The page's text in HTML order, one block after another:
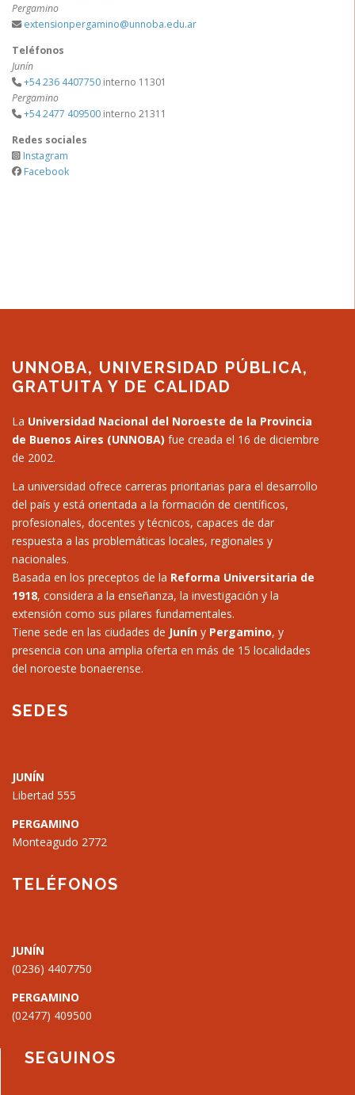
Pergamino
extensionpergamino@unnoba.edu.ar
Teléfonos
Junín
+54 236 4407750 interno 11301
Pergamino
+54 2477 409500 interno 21311
Redes sociales
Instagram
Facebook
UNNOBA, UNIVERSIDAD PÚBLICA,
GRATUITA Y DE CALIDAD
La Universidad Nacional del Noroeste de la Provincia
de Buenos Aires (UNNOBA) fue creada el 16 de diciembre
de 2002.
La universidad ofrece carreras prioritarias para el desarrollo
del país y está orientada a la formación de científicos,
profesionales, docentes y técnicos, capaces de dar
respuesta a las problemáticas locales, regionales y
nacionales.
Basada en los preceptos de la Reforma Universitaria de
1918, considera a la enseñanza, la investigación y la
extensión como sus pilares fundamentales.
Tiene sede en las ciudades de Junín y Pergamino, y
presencia con una amplia oferta en más de 15 localidades
del noroeste bonaerense.
SEDES
JUNÍN
Libertad 555
PERGAMINO
Monteagudo 2772
TELÉFONOS
JUNÍN
(0236) 4407750
PERGAMINO
(02477) 409500
SEGUINOS